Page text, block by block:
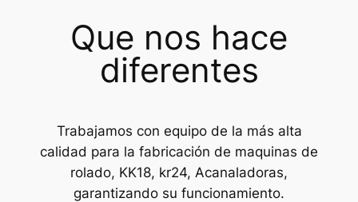
Que nos hace
diferentes
Trabajamos con equipo de la más alta
calidad para la fabricación de maquinas de
rolado, KK18, kr24, Acanaladoras,
garantizando su funcionamiento.